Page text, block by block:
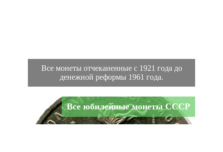
Все монеты отчеканенные с 1921 года до
денежной реформы 1961 года.
Все юбилейные монеты СССР